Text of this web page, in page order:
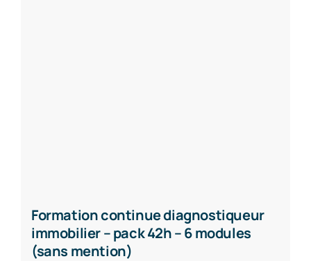
Formation continue diagnostiqueur
immobilier – pack 42h – 6 modules
(sans mention)